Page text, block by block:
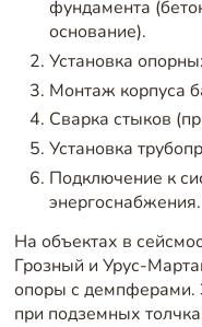
фундамента
основание).
Установка
Монтаж корпуса
Сварка стыков
Установка
Подключение к
энергоснабжения.
На объектах в
Грозный и Урус-
опоры с демпферами.
при подземных